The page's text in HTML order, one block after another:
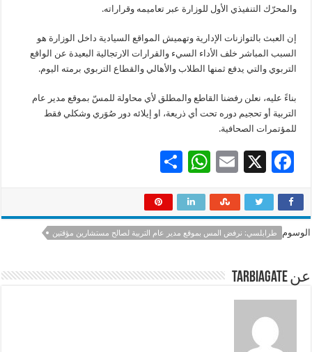
والمحرّك التنفيذي الأول للوزارة عبر تعاميمه وقراراته.
​إن العبث بالتوازنات الإدارية وتهميش المواقع السيادية داخل الوزارة هو
السبب المباشر خلف الأداء السيء والقرارات الارتجالية البعيدة عن الواقع
التربوي والتي يدفع ثمنها الطلاب والأهالي والقطاع التربوي برمته اليوم.
بناءً عليه، نعلن رفضنا القاطع والمطلق لأي محاولة للمسّ بموقع مدير عام
التربية أو تحجيم دوره تحت أي ذريعة، او إيلائه دور صُوَري وشكلي فقط
للمؤتمرات الصحافية.
F
e
b
o
k
X
E
ai
l
W
at
sA
p
ar
e
الوسوم طرابلسي: نرفض المس بموقع مدير عام التربية لصالح مستشارين مؤقتين
عن tarbiagate